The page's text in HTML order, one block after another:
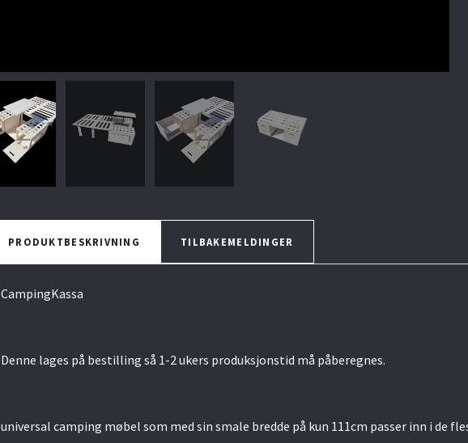
PRODUKTBESKRIVNING TILBAKEMELDINGER
CampingKassa
Denne lages på bestilling så 1-2 ukers produksjonstid må påberegnes.
universal camping møbel som med sin smale bredde på kun 111cm passer inn i de